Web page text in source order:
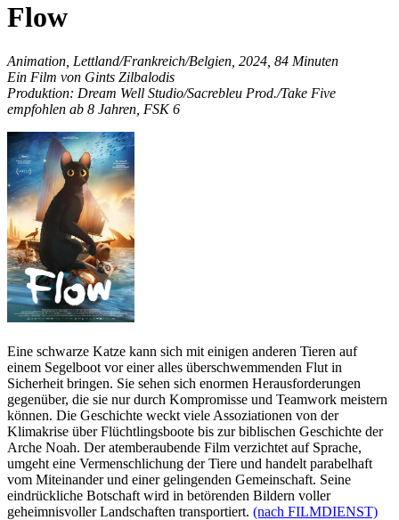
Flow
Animation, Lettland/Frankreich/Belgien, 2024, 84 Minuten
Ein Film von Gints Zilbalodis
Produktion: Dream Well Studio/Sacrebleu Prod./Take Five
empfohlen ab 8 Jahren, FSK 6
Eine schwarze Katze kann sich mit einigen anderen Tieren auf
einem Segelboot vor einer alles überschwemmenden Flut in
Sicherheit bringen. Sie sehen sich enormen Herausforderungen
gegenüber, die sie nur durch Kompromisse und Teamwork meistern
können. Die Geschichte weckt viele Assoziationen von der
Klimakrise über Flüchtlingsboote bis zur biblischen Geschichte der
Arche Noah. Der atemberaubende Film verzichtet auf Sprache,
umgeht eine Vermenschlichung der Tiere und handelt parabelhaft
vom Miteinander und einer gelingenden Gemeinschaft. Seine
eindrückliche Botschaft wird in betörenden Bildern voller
geheimnisvoller Landschaften transportiert. (nach FILMDIENST)